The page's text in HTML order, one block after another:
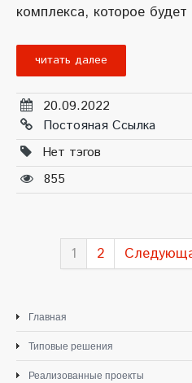
комплекса, которое
читать далее
20.09.2022
Постояная Ссылка
Нет тэгов
855
1 2
Главная
Типовые решения
Реализованные проекты